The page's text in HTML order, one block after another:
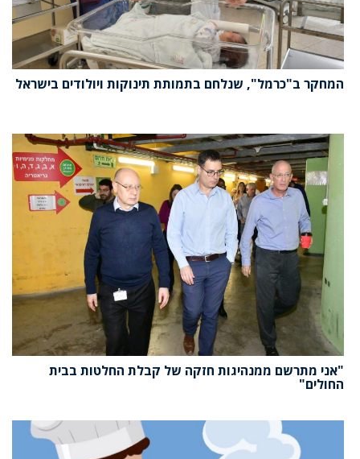
המחקר ב"כרמל", שנלחם בתמותת תינוקות ויולודים בישראל
"אני מתרשם ממנהיגות חזקה של קבלת החלטות בבית
החולים"